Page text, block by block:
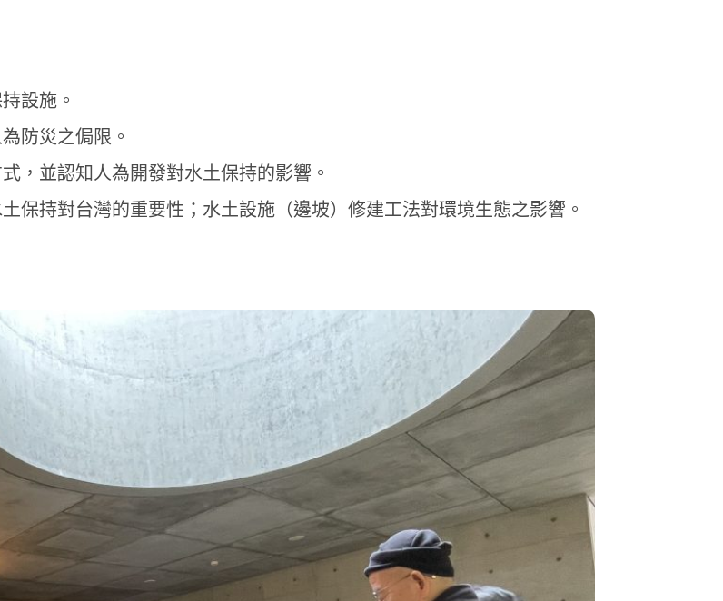
設施。
防災之侷限。
，並認知人為開發對水土保持的影響。
保持對台灣的重要性；水土設施（邊坡）修建工法對環境生態之影響。